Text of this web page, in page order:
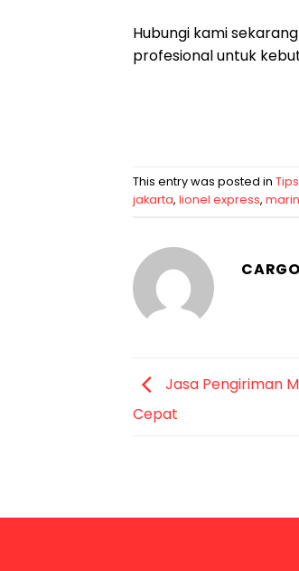
Hubungi kami
profesional untuk
This entry was posted in
jakarta, lionel express,
Jasa Pengiriman
Cepat